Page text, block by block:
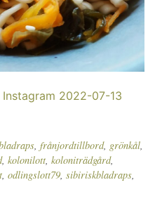
2022-07-13
frånjordtillbord, grönkål
, kolonilott koloniträdgård,
odlingslott79 sibiriskbladraps